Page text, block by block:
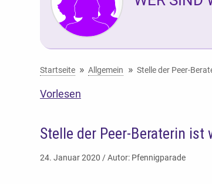
Sie befinden sich hier:
Startseite Allgemein Stelle der Peer-
Vorlesen
Stelle der Peer-Beraterin ist
24. Januar 2020 / Autor: Pfennigparade